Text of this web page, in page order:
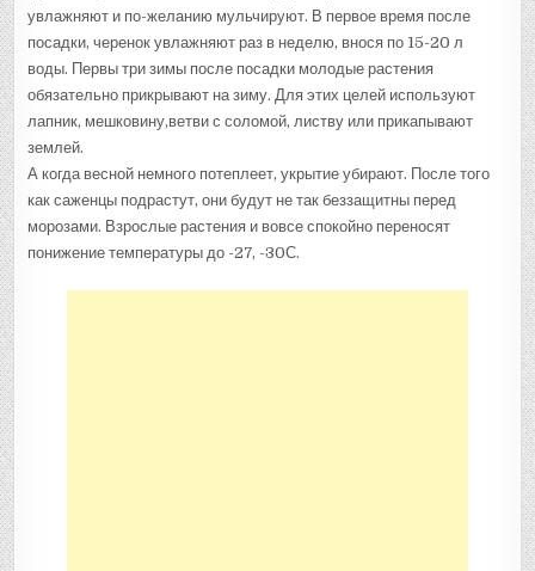
увлажняют и по-желанию мульчируют. В первое время после
посадки, черенок увлажняют раз в неделю, внося по 15-20 л
воды. Первы три зимы после посадки молодые растения
обязательно прикрывают на зиму. Для этих целей используют
лапник, мешковину,ветви с соломой, листву или прикапывают
землей.
А когда весной немного потеплеет, укрытие убирают. После того
как саженцы подрастут, они будут не так беззащитны перед
морозами. Взрослые растения и вовсе спокойно переносят
понижение температуры до -27, -30С.